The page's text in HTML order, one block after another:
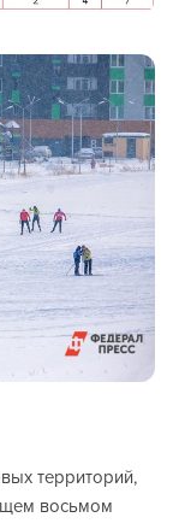
территорий,
восьмом